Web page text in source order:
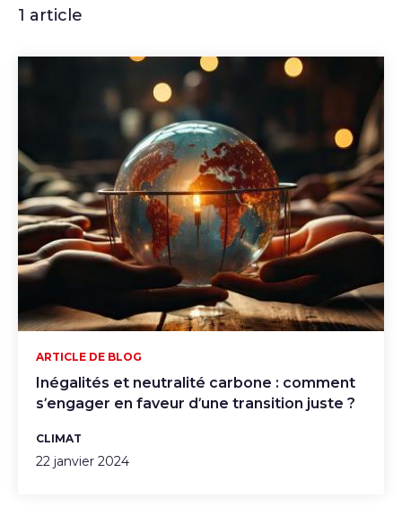
1 article
Inégalités et neutralité carbone : comment
s’engager en faveur d’une transition juste ?
ARTICLE DE BLOG
CLIMAT
22 janvier 2024